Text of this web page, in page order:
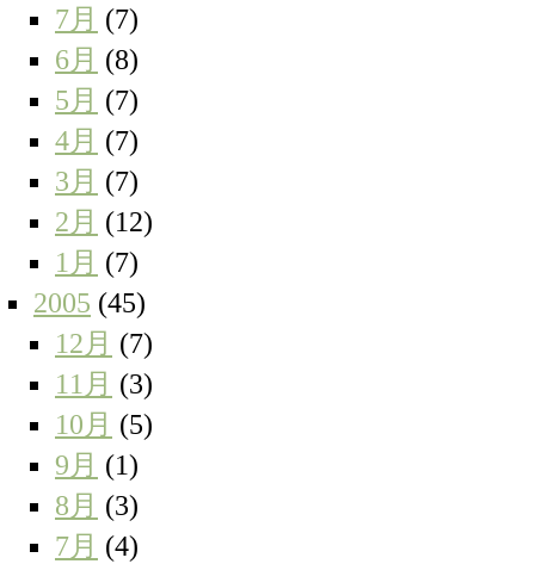
7月 (7)
6月 (8)
5月 (7)
4月 (7)
3月 (7)
2月 (12)
1月 (7)
2005 (45)
12月 (7)
11月 (3)
10月 (5)
9月 (1)
8月 (3)
7月 (4)